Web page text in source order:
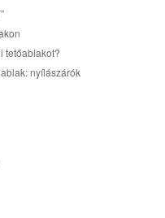
tetőablakot?
nyílászárók